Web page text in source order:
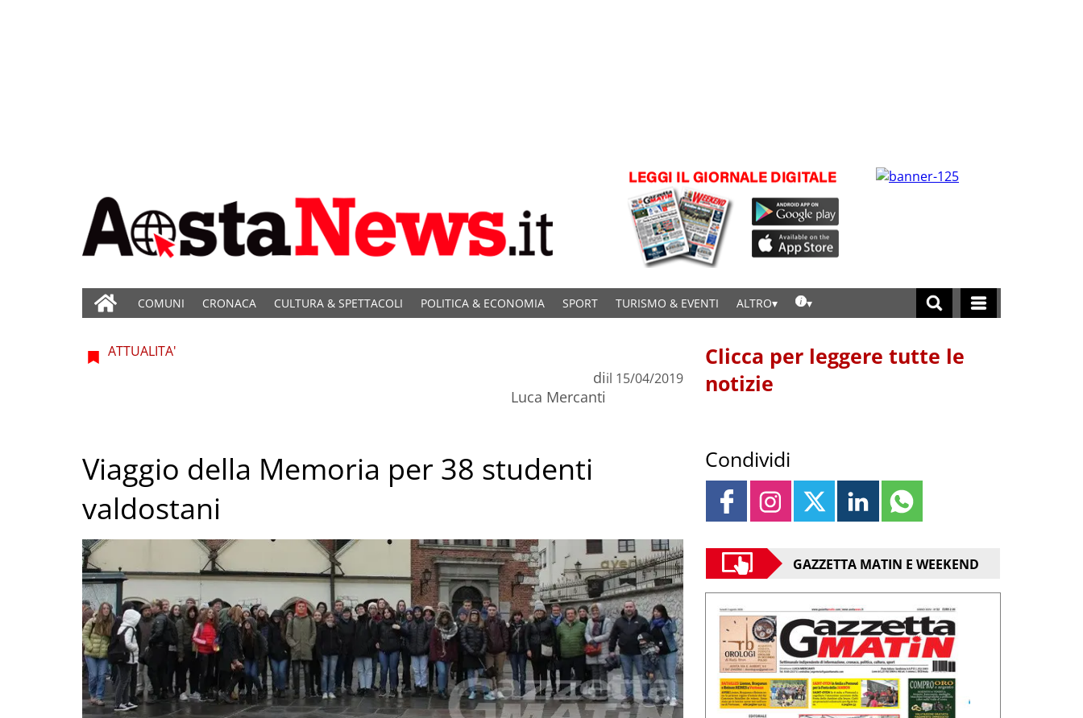
COMUNI CRONACA CULTURA & SPETTACOLI POLITICA & ECONOMIA SPORT TURISMO & EVENTI ALTRO
ATTUALITA'
di
Luca Mercanti
il 15/04/2019
Viaggio della Memoria per 38 studenti
valdostani
Clicca per leggere tutte le
notizie
Condividi
GAZZETTA MATIN E WEEKEND